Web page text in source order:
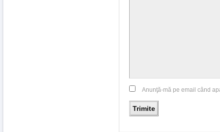
Anunţă-mă pe email când